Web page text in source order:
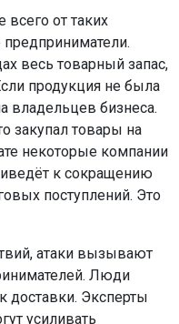
от таких
весь товарный запас,
продукция не была
владельцев бизнеса.
закупал товары на
некоторые компании
к сокращению
поступлений. Это
атаки вызывают
Люди
доставки. Эксперты
усиливать